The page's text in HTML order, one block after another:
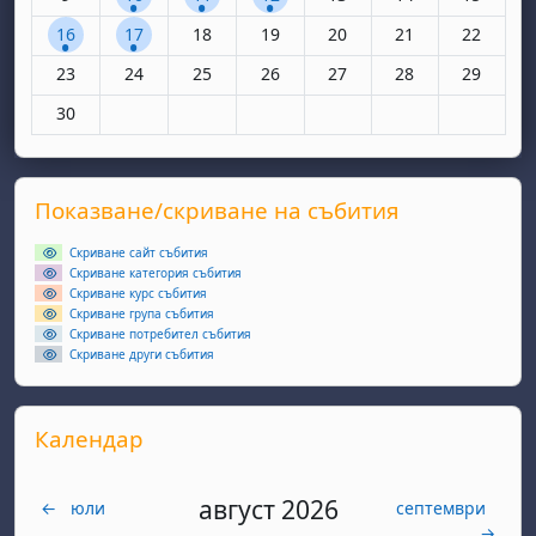
1 събитие, понеделник, 16 юни
16 1 събитие, вторник, 17 юни
17 Няма събития, сряда, 18 юни
18 Няма събития, четвъртък, 19 юни
19 Няма събития, петък, 20
20 Няма събития,
21 Няма
22
Няма събития, понеделник, 23 юни
23 Няма събития, вторник, 24 юни
24 Няма събития, сряда, 25 юни
25 Няма събития, четвъртък, 26 юни
26 Няма събития, петък, 27
27 Няма събития,
28 Няма
29
Няма събития, понеделник, 30 юни
30
Supplementary blocks
Прескочи Показване/скриване на събития
Показване/скриване на събития
Скриване сайт събития
Скриване категория събития
Скриване курс събития
Скриване група събития
Скриване потребител събития
Скриване други събития
Прескочи Календар
Календар
← юли август 2026
септември